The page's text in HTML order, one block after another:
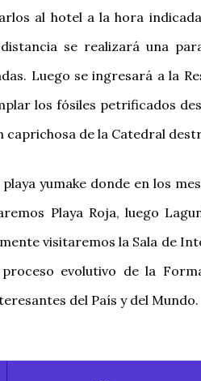
al hotel a la hora
se realizará una
Luego se ingresará a la
los fósiles petrificados
de la Catedral
yumake donde en los
Playa Roja, luego
visitaremos la Sala de
evolutivo de la
del País y del Mundo.